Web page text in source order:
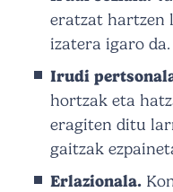
eratzat hartzen
izatera igaro da.
Irudi
hortzak eta
eragiten ditu
gaitzak
Erlazionala.